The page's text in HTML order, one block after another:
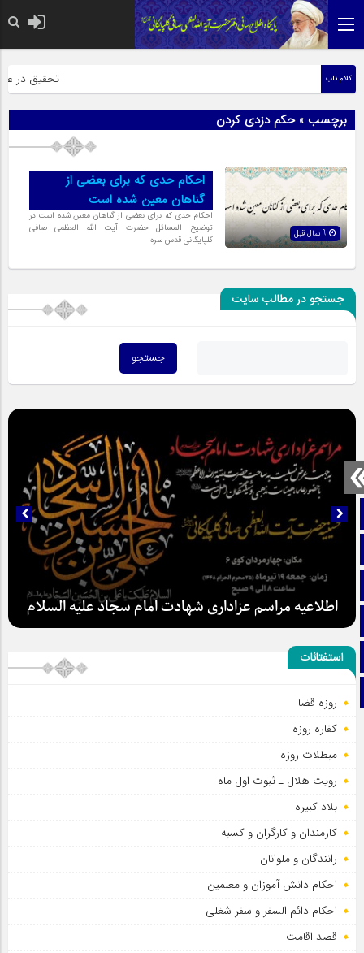
صفحه نخست
آپارات
اینستاگرام
کلام ناب تحقیق در
برچسب » حکم دزدی کردن
احکام حدی که برای بعضی از
گناهان معین شده است
احکام حدی که برای بعضی از گناهان معین شده است در
توضیح المسائل حضرت آیت الله العظمی صافی
گلپایگانی قدس سره
جستجو در مطالب سایت
اطلاعیه مراسم عزاداری شهادت امام سجاد علیه السلام
استفتائات
روزه قضا
کفاره روزه
مبطلات روزه
رویت هلال ـ ثبوت اول ماه
بلاد کبیره
کارمندان و کارگران و کسبه
رانندگان و ملوانان
احکام دانش آموزان و معلمین
احکام دائم السفر و سفر شغلی
قصد اقامت